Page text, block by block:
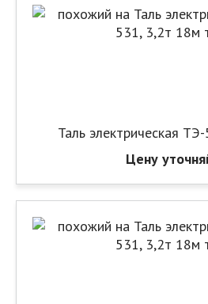
Таль электрическая
Цену